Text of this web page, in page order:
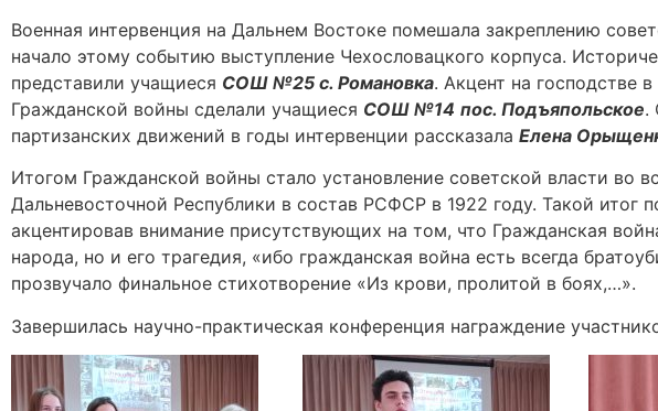
Военная интервенция на Дальнем Востоке помешала закреплению
начало этому событию выступление Чехословацкого корпуса.
представили учащиеся СОШ №25 с. Романовка. Акцент на господстве
Гражданской войны сделали учащиеся СОШ №14 пос. Подъяпольское.
партизанских движений в годы интервенции рассказала Елена
Итогом Гражданской войны стало установление советской власти во
Дальневосточной Республики в состав РСФСР в 1922 году. Такой итог
акцентировав внимание присутствующих на том, что Гражданская
народа, но и его трагедия, «ибо гражданская война есть всегда
прозвучало финальное стихотворение «Из крови, пролитой в боях,…».
Завершилась научно-практическая конференция награждение